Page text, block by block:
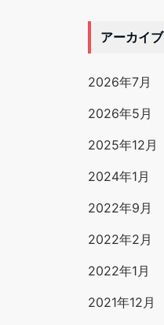
アーカイブ
2026年7月
2026年5月
2025年12月
2024年1月
2022年9月
2022年2月
2022年1月
2021年12月